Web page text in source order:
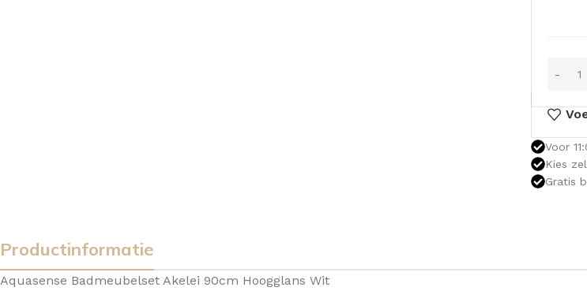
Voor
Kies
Gratis
Productinformatie
Aquasense Badmeubelset Akelei 90cm Hoogglans Wit